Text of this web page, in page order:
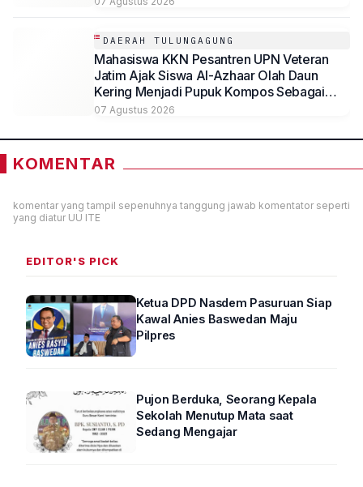
DAERAH TULUNGAGUNG
Mahasiswa KKN Pesantren UPN Veteran
Jatim Ajak Siswa Al-Azhaar Olah Daun
Kering Menjadi Pupuk Kompos Sebagai
Solusi Ramah Lingkungan
07 Agustus 2026
KOMENTAR
komentar yang tampil sepenuhnya tanggung jawab komentator seperti
yang diatur UU ITE
EDITOR'S PICK
Ketua DPD Nasdem Pasuruan Siap
Kawal Anies Baswedan Maju
Pilpres
Pujon Berduka, Seorang Kepala
Sekolah Menutup Mata saat
Sedang Mengajar